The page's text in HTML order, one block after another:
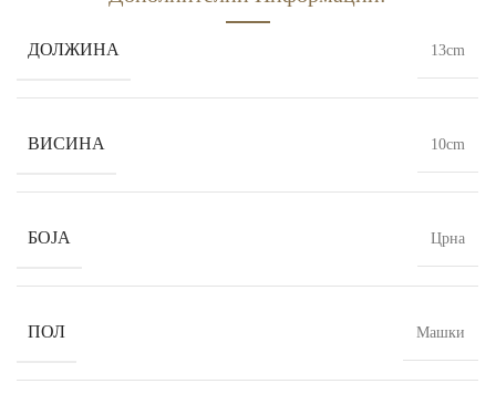
ДОЛЖИНА 13cm
ВИСИНА 10cm
БОЈА Црна
ПОЛ Машки